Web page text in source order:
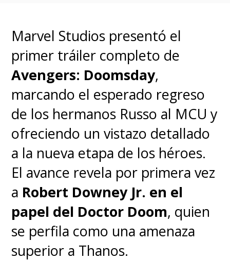
Marvel Studios presentó el
primer tráiler completo de
Avengers: Doomsday,
marcando el esperado regreso
de los hermanos Russo al MCU y
ofreciendo un vistazo detallado
a la nueva etapa de los héroes.
El avance revela por primera vez
a Robert Downey Jr. en el
papel del Doctor Doom, quien
se perfila como una amenaza
superior a Thanos.